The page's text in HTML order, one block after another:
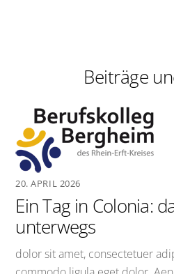
Beiträge
20. APRIL 2026
Ein Tag in Colonia:
unterwegs
dolor sit amet, consectetuer